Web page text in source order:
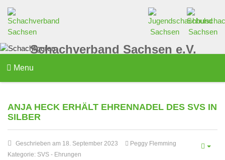
Schachverband Sachsen e.V.
Menu
ANJA HECK ERHÄLT EHRENNADEL DES SVS IN
SILBER
Geschrieben am 18. September 2023
Peggy Flemming
Kategorie: SVS - Ehrungen